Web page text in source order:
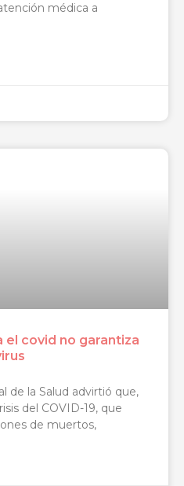
médica a
el covid no garantiza
de la Salud advirtió que,
del COVID-19, que
de muertos,